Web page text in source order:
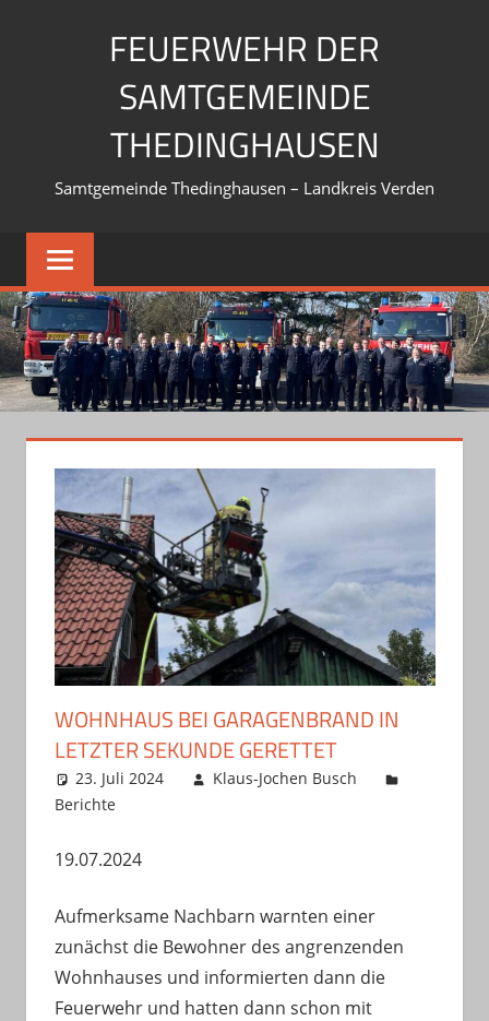
FEUERWEHR DER
SAMTGEMEINDE
THEDINGHAUSEN
Samtgemeinde Thedinghausen – Landkreis Verden
WOHNHAUS BEI GARAGENBRAND IN
LETZTER SEKUNDE GERETTET
23. Juli 2024
Klaus-Jochen Busch
Berichte
19.07.2024
Aufmerksame Nachbarn warnten einer
zunächst die Bewohner des angrenzenden
Wohnhauses und informierten dann die
Feuerwehr und hatten dann schon mit